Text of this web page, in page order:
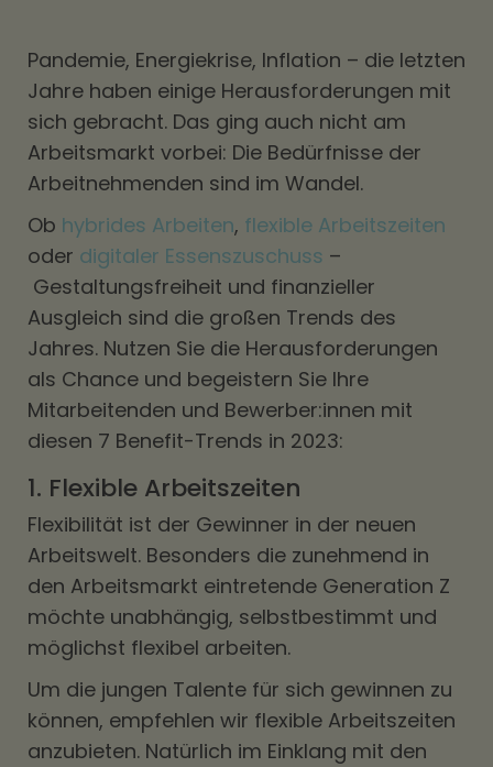
Pandemie, Energiekrise, Inflation – die letzten
Jahre haben einige Herausforderungen mit
sich gebracht. Das ging auch nicht am
Arbeitsmarkt vorbei: Die Bedürfnisse der
Arbeitnehmenden sind im Wandel.
Ob hybrides Arbeiten, flexible Arbeitszeiten
oder digitaler Essenszuschuss –
Gestaltungsfreiheit und finanzieller
Ausgleich sind die großen Trends des
Jahres. Nutzen Sie die Herausforderungen
als Chance und begeistern Sie Ihre
Mitarbeitenden und Bewerber:innen mit
diesen 7 Benefit-Trends in 2023:
1. Flexible Arbeitszeiten
Flexibilität ist der Gewinner in der neuen
Arbeitswelt. Besonders die zunehmend in
den Arbeitsmarkt eintretende Generation Z
möchte unabhängig, selbstbestimmt und
möglichst flexibel arbeiten.
Um die jungen Talente für sich gewinnen zu
können, empfehlen wir flexible Arbeitszeiten
anzubieten. Natürlich im Einklang mit den